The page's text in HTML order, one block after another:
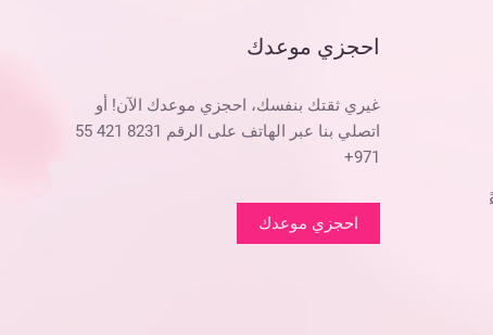
احجزي موعدك
غيري ثقتك بنفسك، احجزي موعدك الآن! أو
اتصلي بنا عبر الهاتف على الرقم 8231 421 55
971+
احجزي موعدك